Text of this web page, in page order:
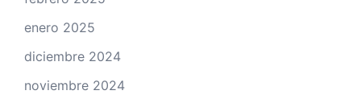
enero 2025
diciembre 2024
noviembre 2024